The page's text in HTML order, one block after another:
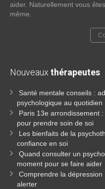
aider. Naturellement vous
même.
Nouveaux thérapeutes
Santé mentale conseils :
psychologique au quotidien
Paris 13e arrondissement
pour prendre soin de soi
Les bienfaits de la
confiance en soi
Quand consulter un
moment pour se faire aider
Comprendre la
alerter